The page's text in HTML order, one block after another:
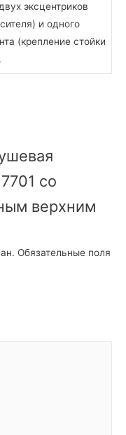
эксцентриков
и одного
(крепление стойки
со
верхним
Обязательные поля